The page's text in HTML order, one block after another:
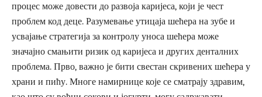
процес може довести до развоја каријеса, који је чест
проблем код деце. Разумевање утицаја шећера на зубе и
усвајање стратегија за контролу уноса шећера може
значајно смањити ризик од каријеса и других денталних
проблема. Прво, важно је бити свестан скривених шећера у
храни и пићу. Многе намирнице које се сматрају здравим,